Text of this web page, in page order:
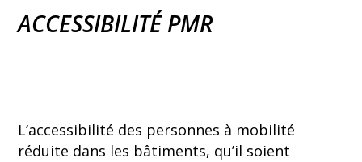
ACCESSIBILITÉ PMR
L’accessibilité des personnes à mobilité
réduite dans les bâtiments, qu’il soient